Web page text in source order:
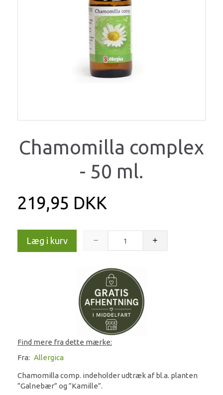
Chamomilla complex
- 50 ml.
219,95 DKK
Læg i kurv
Find mere fra dette mærke:
Fra: Allergica
Chamomilla comp. indeholder udtræk af bl.a. planten
”Galnebær” og ”Kamille”.